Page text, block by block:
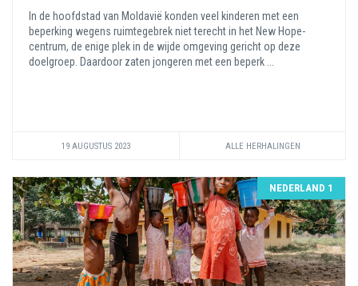
In de hoofdstad van Moldavië konden veel kinderen met een
beperking wegens ruimtegebrek niet terecht in het New Hope-
centrum, de enige plek in de wijde omgeving gericht op deze
doelgroep. Daardoor zaten jongeren met een beperk ...
19 AUGUSTUS 2023 ALLE HERHALINGEN
NEDERLAND 1